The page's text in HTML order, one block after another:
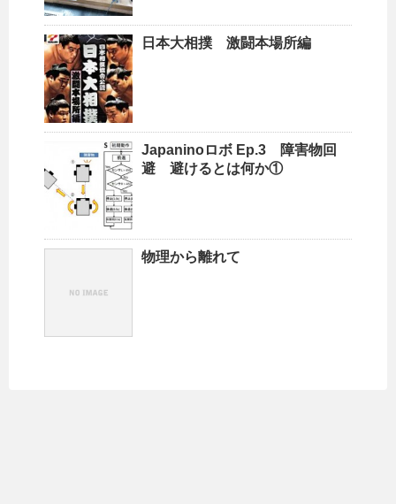
日本大相撲 激闘本場所編
Japaninoロボ Ep.3 障害物回
避 避けるとは何か①
物理から離れて